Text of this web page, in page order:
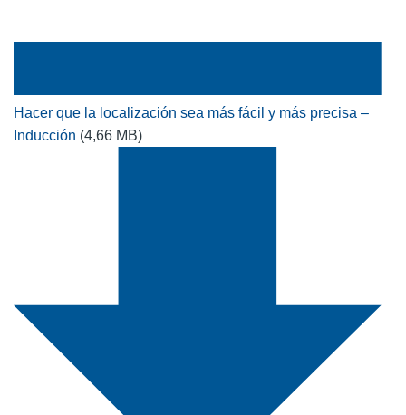
Hacer que la localización sea más fácil y más precisa –
Inducción (4,66 MB)